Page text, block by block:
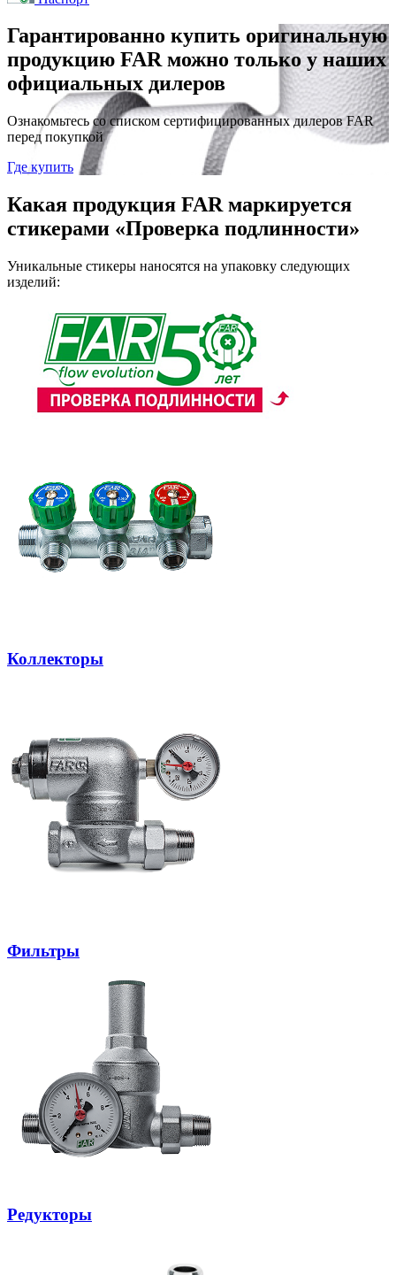
Гарантированно купить оригинальную
продукцию FAR можно только у наших
официальных дилеров
Ознакомьтесь со списком сертифицированных дилеров FAR
перед покупкой
Где купить
Какая продукция FAR маркируется
стикерами «Проверка подлинности»
Уникальные стикеры наносятся на упаковку следующих
изделий:
Коллекторы
Фильтры
Редукторы